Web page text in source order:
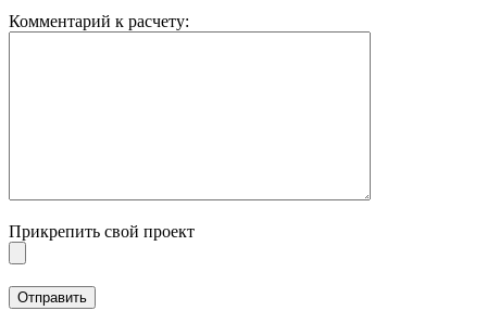
Комментарий к расчету:
Прикрепить свой проект